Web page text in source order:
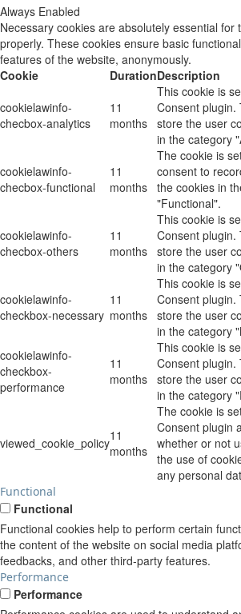
Always Enabled
Necessary cookies are absolutely essential for
properly. These cookies ensure basic
features of the website, anonymously.
Cookie
DurationDescription
cookielawinfo-
checbox-analytics
11
months
This cookie is
Consent plugin.
store the user
in the category
cookielawinfo-
checbox-functional
11
months
The cookie is
consent to
the cookies in
"Functional".
cookielawinfo-
checbox-others
11
months
This cookie is
Consent plugin.
store the user
in the category
cookielawinfo-
checkbox-necessary
11
months
This cookie is
Consent plugin.
store the user
in the category
cookielawinfo-
checkbox-
performance
11
months
This cookie is
Consent plugin.
store the user
in the category
viewed_cookie_policy11
months
The cookie is
Consent plugin
whether or not
the use of
any personal
Functional
Functional
Functional cookies help to perform certain
the content of the website on social media
feedbacks, and other third-party features.
Performance
Performance